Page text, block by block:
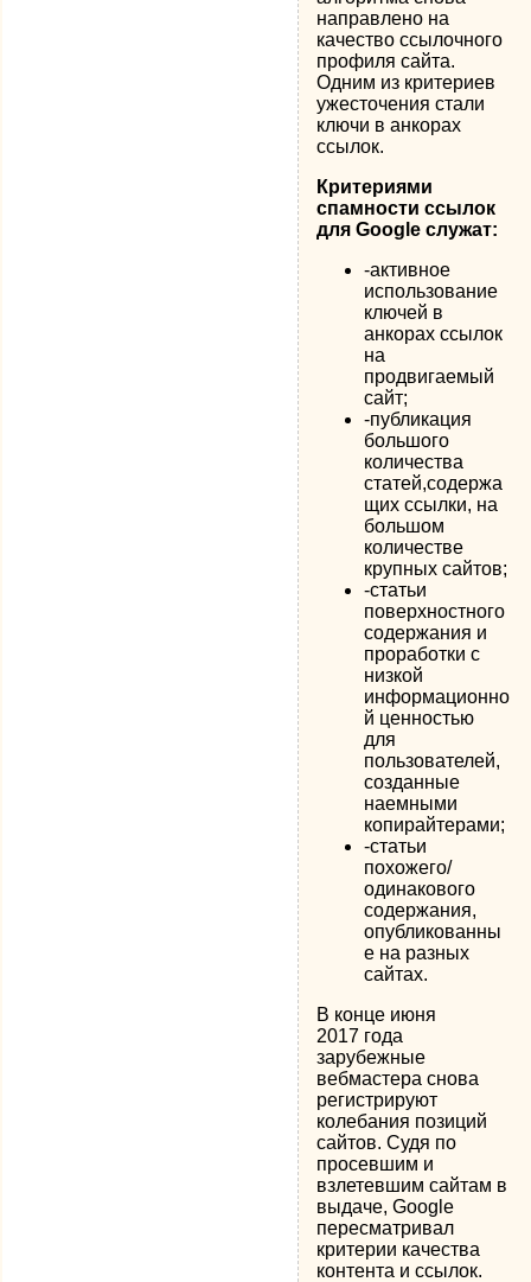
направлено на
качество ссылочного
профиля сайта.
Одним из критериев
ужесточения стали
ключи в анкорах
ссылок.
Критериями
спамности ссылок
для Google служат:
-активное
использование
ключей в
анкорах ссылок
на
продвигаемый
сайт;
-публикация
большого
количества
статей,содержа
щих ссылки, на
большом
количестве
крупных сайтов;
-статьи
поверхностного
содержания и
проработки с
низкой
информационно
й ценностью
для
пользователей,
созданные
наемными
копирайтерами;
-статьи
похожего/
одинакового
содержания,
опубликованны
е на разных
сайтах.
В конце июня
2017 года
зарубежные
вебмастера снова
регистрируют
колебания позиций
сайтов. Судя по
просевшим и
взлетевшим сайтам в
выдаче, Google
пересматривал
критерии качества
контента и ссылок.